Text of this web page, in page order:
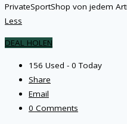
PrivateSportShop von jedem
Less
DEAL HOLEN
156 Used - 0 Today
Share
Email
0 Comments